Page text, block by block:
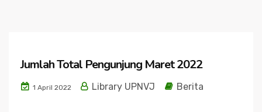
Jumlah Total Pengunjung Maret 2022
1 April 2022 Library UPNVJ Berita